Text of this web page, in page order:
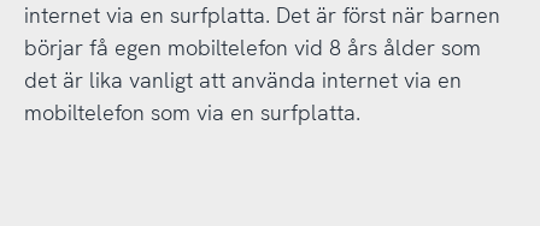
internet via en surfplatta. Det är först när barnen
börjar få egen mobiltelefon vid 8 års ålder som
det är lika vanligt att använda internet via en
mobiltelefon som via en surfplatta.